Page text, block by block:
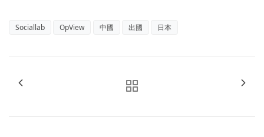
Sociallab OpView 中國 出國 日本